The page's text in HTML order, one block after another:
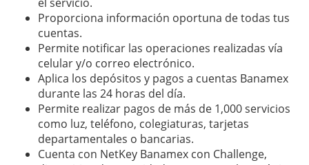
Proporciona información oportuna de todas tus
cuentas.
Permite notificar las operaciones realizadas vía
celular y/o correo electrónico.
Aplica los depósitos y pagos a cuentas Banamex
durante las 24 horas del día.
Permite realizar pagos de más de 1,000 servicios
como luz, teléfono, colegiaturas, tarjetas
departamentales o bancarias.
Cuenta con NetKey Banamex con Challenge,